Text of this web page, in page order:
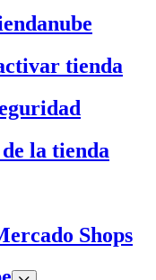
tienda
la tienda
Shops